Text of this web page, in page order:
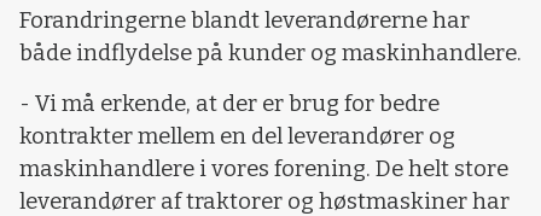
Forandringerne blandt leverandørerne har
både indflydelse på kunder og maskinhandlere.
- Vi må erkende, at der er brug for bedre
kontrakter mellem en del leverandører og
maskinhandlere i vores forening. De helt store
leverandører af traktorer og høstmaskiner har